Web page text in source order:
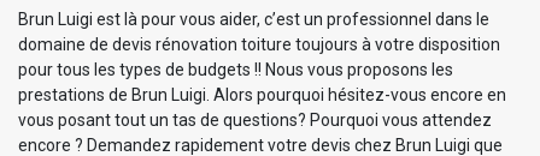
Brun Luigi est là pour vous aider, c’est un professionnel dans le
domaine de devis rénovation toiture toujours à votre disposition
pour tous les types de budgets !! Nous vous proposons les
prestations de Brun Luigi. Alors pourquoi hésitez-vous encore en
vous posant tout un tas de questions? Pourquoi vous attendez
encore ? Demandez rapidement votre devis chez Brun Luigi que